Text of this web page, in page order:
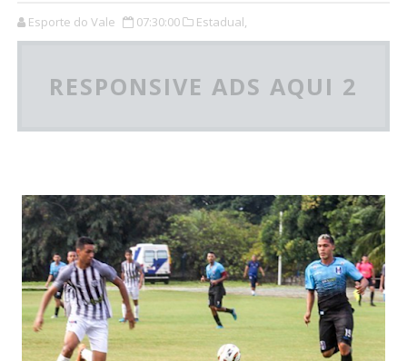
Esporte do Vale 07:30:00 Estadual,
RESPONSIVE ADS AQUI 2